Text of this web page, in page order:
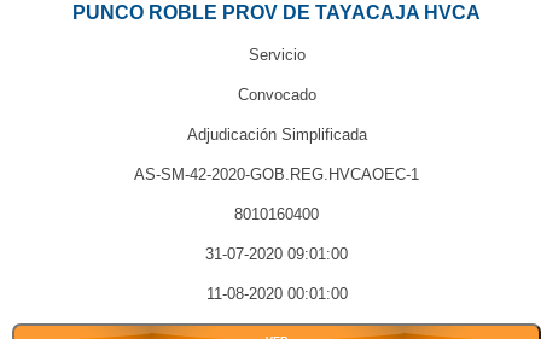
PUNCO ROBLE PROV DE TAYACAJA HVCA
Servicio
Convocado
Adjudicación Simplificada
AS-SM-42-2020-GOB.REG.HVCAOEC-1
8010160400
31-07-2020 09:01:00
11-08-2020 00:01:00